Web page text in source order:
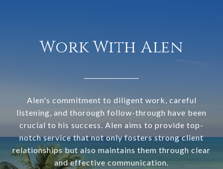
Work With Alen
Alen's commitment to diligent work, careful
listening, and thorough follow-through have been
crucial to his success. Alen aims to provide top-
notch service that not only fosters strong client
relationships but also maintains them through clear
and effective communication.